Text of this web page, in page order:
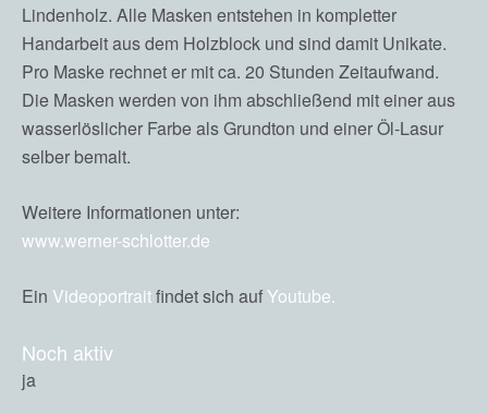
Lindenholz. Alle Masken entstehen in kompletter
Handarbeit aus dem Holzblock und sind damit Unikate.
Pro Maske rechnet er mit ca. 20 Stunden Zeitaufwand.
Die Masken werden von ihm abschließend mit einer aus
wasserlöslicher Farbe als Grundton und einer Öl-Lasur
selber bemalt.
Weitere Informationen unter:
www.werner-schlotter.de
Ein Videoportraitfindet sich aufYoutube.
Noch aktiv
ja